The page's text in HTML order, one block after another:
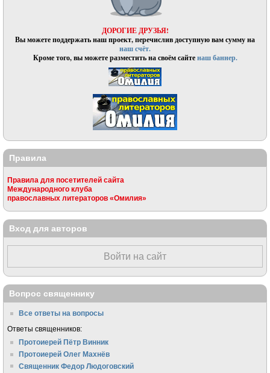
ДОРОГИЕ ДРУЗЬЯ!
Вы можете поддержать наш проект, перечислив доступную вам сумму на
наш счёт.
Кроме того, вы можете разместить на своём сайтенаш баннер.
Правила
Правила для посетителей сайта
Международного клуба
православных литераторов «Омилия»
Вход для авторов
Войти на сайт
Вопрос священнику
Все ответы на вопросы
Ответы священников:
Протоиерей Пётр Винник
Протоиерей Олег Махнёв
Священник Федор Людоговский